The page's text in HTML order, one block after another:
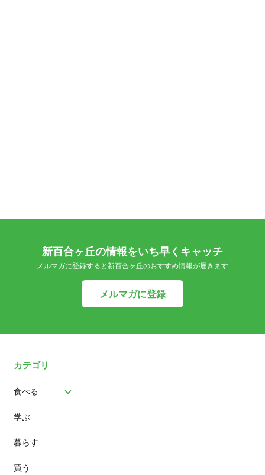
新百合ヶ丘の情報をいち早くキャッチ
メルマガに登録すると新百合ヶ丘のおすすめ情報が届きます
メルマガに登録
カテゴリ
食べる
パン
スイーツ
ランチ
学ぶ
暮らす
買う